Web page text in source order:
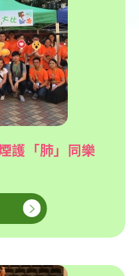
護「肺」同樂